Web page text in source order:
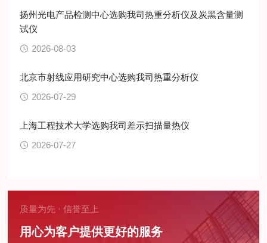
扬州光电产品检测中心选购我司热重分析仪及炭黑含量测
试仪
2026-08-03
北京市射线应用研究中心选购我司热重分析仪
2026-07-29
上海工程技术大学选购我司差示扫描量热仪
2026-07-27
质量为先 · 信誉至上
用心为客户提供更好的服务